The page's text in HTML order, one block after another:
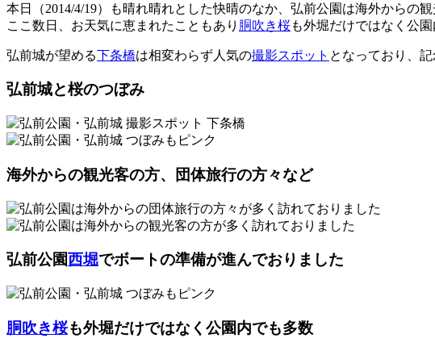
本日（2014/4/19）も晴れ晴れとした快晴のなか、弘前公園は海外からの
ここ数日、お天気に恵まれたこともあり 胴吹き桜も外堀だけではなく公
弘前城が望める下条橋は相変わらず人気の撮影スポット となっており、
弘前城と桜のつぼみ
海外からの観光客の方、団体旅行の方々など
弘前公園西堀でボートの準備が進んでおりました
胴吹き桜も外堀だけではなく公園内でも多数